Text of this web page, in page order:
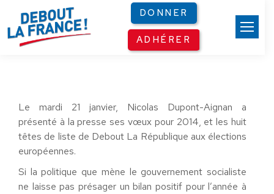
DONNER
ADHÉRER
Le mardi 21 janvier, Nicolas Dupont-Aignan a
présenté à la presse ses vœux pour 2014, et les huit
têtes de liste de Debout La République aux élections
européennes.
Si la politique que mène le gouvernement socialiste
ne laisse pas présager un bilan positif pour l’année à
Panneau de gestion des cookies